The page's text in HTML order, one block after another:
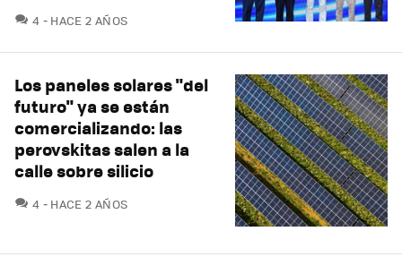
4 COMENTARIOS
HACE 2 AÑOS
Los paneles solares "del
futuro" ya se están
comercializando: las
perovskitas salen a la
calle sobre silicio
4 COMENTARIOS
HACE 2 AÑOS